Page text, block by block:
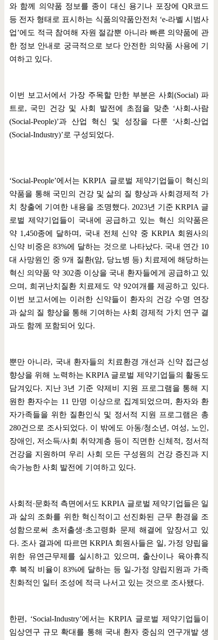
와 함께 의약품 정보를 종이 대신 용기나 포장에QR 코드
등 전자 형태로 표시하는 식품의약품안전처 ‘e-라벨 시범사
업’에도 적극 참여해 자원 절감뿐 아니라 빠른 의약품에 관
한 정보 안내로 궁극적으로 보다 안전한 의약품 사용에 기
여하고 있다.
이번 보고서에서 가장 주목할 만한 부분은 사회(Social) 파
트로, 국민 건강 및 사회 발전에 초점을 맞춘 ‘사회-사람
(Social-People)’과 산업 혁신 및 성장을 다룬 ‘사회-산업
(Social-Industry)’로 구성되었다.
‘Social-People’에서는KRPIA 글로벌 제약기업들이 혁신의
약품을 통해 국민의 건강 및 삶의 질 향상과 사회경제적 가
치 창출에 기여한 내용을 조명했다. 2023년 기준KRPIA 글
로벌 제약기업들이 국내에 공급하고 있는 혁신 의약품은
약 1,450종에 달하며 , 국내 전체 신약 중 KRPIA 회원사의
신약 비중은83%에 달하는 것으로 나타났다. 국내 연간 10
대 사망원인 중9개 질환(암, 당뇨병 등) 치료제에 해당하는
혁신 의약품 약 302종 이상을 국내 환자들에게 공급하고 있
으며 , 희귀난치질환 치료제도 약 92여개를 제공하고 있다.
이번 보고서에는 이러한 신약들이 환자의 건강 수명 연장
과 삶의 질 향상을 통해 기여하는 사회 경제적 가치 연구 결
과도 함께 포함되어 있다.
뿐만 아니라, 국내 환자들의 치료환경 개선과 신약 접근성
향상을 위해 노력하는 KRPIA 글로벌 제약기업들의 활동도
담겨있다. 지난3년 기준 약제비 지원 프로그램을 통해 지
원한 환자수는 11 만명 이상으로 집계되었으며 , 환자와 환
자가족들을 위한 질환인식 및 정서적 지원 프로그램은 총
280건으로 조사되었다. 이 밖에도 아동/청소년 , 여성, 노인,
장애인, 저소득/사회 취약계층 등이 직면한 신체적, 정서적
건강을 지원하며 우리 사회 모든 구성원의 건강 증진과 지
속가능한 사회 발전에 기여하고 있다.
사회적·문화적 측면에서도KRPIA 글로벌 제약기업들은 일
과 삶의 조화를 위한 혁신적이고 선진화된 근무 환경을 조
성함으로써 초저출생·초고령화 문제 해결에 앞장서고 있
다. 조사 결과에 따르면 KRPIA 회원사들은 일, 가정 양립을
위한 유연근무제를 실시하고 있으며 , 출산이나 육아휴직
후 복직 비율이 83%에 달하는 등 일-가정 양립지원과 가족
친화적인 일터 조성에 적극 나서고 있는 것으로 조사됐다.
한편 , ‘Social-Industry’에서는KRPIA 글로벌 제약기업들이
임상연구 규모 확대를 통해 국내 환자 중심의 연구개발 생